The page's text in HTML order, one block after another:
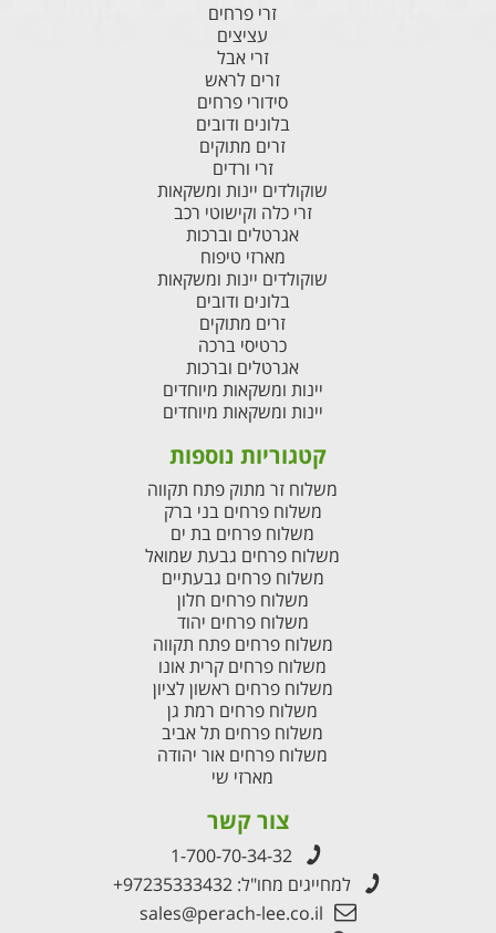
זרי פרחים
עציצים
זרי אבל
זרים לראש
סידורי פרחים
בלונים ודובים
זרים מתוקים
זרי ורדים
שוקולדים יינות ומשקאות
זרי כלה וקישוטי רכב
אגרטלים וברכות
מארזי טיפוח
שוקולדים יינות ומשקאות
בלונים ודובים
זרים מתוקים
כרטיסי ברכה
אגרטלים וברכות
יינות ומשקאות מיוחדים
יינות ומשקאות מיוחדים
קטגוריות נוספות
משלוח זר מתוק פתח תקווה
משלוח פרחים בני ברק
משלוח פרחים בת ים
משלוח פרחים גבעת שמואל
משלוח פרחים גבעתיים
משלוח פרחים חלון
משלוח פרחים יהוד
משלוח פרחים פתח תקווה
משלוח פרחים קרית אונו
משלוח פרחים ראשון לציון
משלוח פרחים רמת גן
משלוח פרחים תל אביב
משלוח פרחים אור יהודה
מארזי שי
צור קשר
1-700-70-34-32
למחייגים מחו"ל:+97235333432
sales@perach-lee.co.il